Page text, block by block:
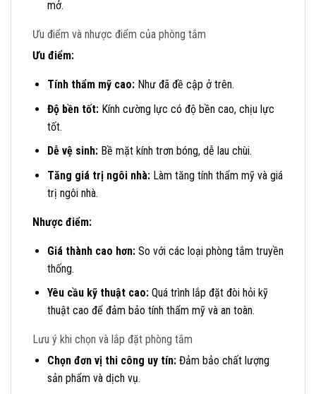
mở.
Ưu điểm và nhược điểm của phòng tắm
Ưu điểm:
Tính thẩm mỹ cao:Như đã đề cập ở trên.
Độ bền tốt:Kính cường lực có độ bền cao, chịu lực
tốt.
Dễ vệ sinh:Bề mặt kính trơn bóng, dễ lau chùi.
Tăng giá trị ngôi nhà:Làm tăng tính thẩm mỹ và giá
trị ngôi nhà.
Nhược điểm:
Giá thành cao hơn:So với các loại phòng tắm truyền
thống.
Yêu cầu kỹ thuật cao:Quá trình lắp đặt đòi hỏi kỹ
thuật cao để đảm bảo tính thẩm mỹ và an toàn.
Lưu ý khi chọn và lắp đặt phòng tắm
Chọn đơn vị thi công uy tín:Đảm bảo chất lượng
sản phẩm và dịch vụ.